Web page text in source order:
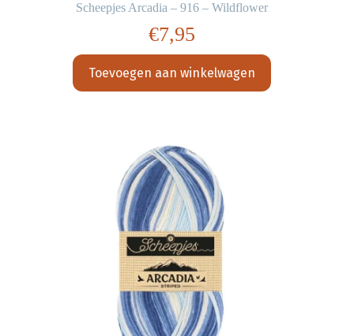
Scheepjes Arcadia – 916 – Wildflower
€7,95
Toevoegen aan winkelwagen